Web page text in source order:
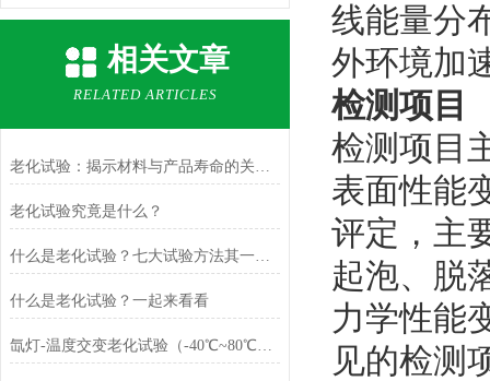
相关文章
RELATED ARTICLES
老化试验：揭示材料与产品寿命的关键步骤
老化试验究竟是什么？
什么是老化试验？七大试验方法其一之气候试验
什么是老化试验？一起来看看
氙灯-温度交变老化试验（-40℃~80℃循环）
线能量分
外环境加
检测项目
检测项目
表面性能
评定，主
起泡、脱
力学性能
见的检测